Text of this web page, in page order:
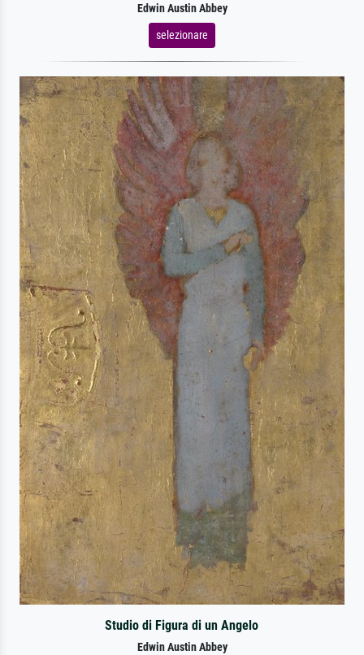
Edwin Austin Abbey
selezionare
Studio di Figura di un Angelo
Edwin Austin Abbey